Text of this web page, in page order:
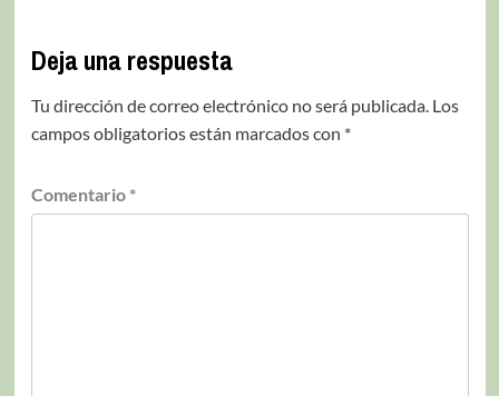
Deja una respuesta
Tu dirección de correo electrónico no será publicada. Los
campos obligatorios están marcados con *
Comentario *